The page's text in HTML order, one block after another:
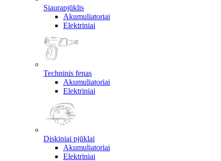
Siaurapjūklis
Akumuliatoriai
Elektriniai
Techninis fenas
Akumuliatoriai
Elektriniai
Diskiniai pjūklai
Akumuliatoriai
Elektriniai